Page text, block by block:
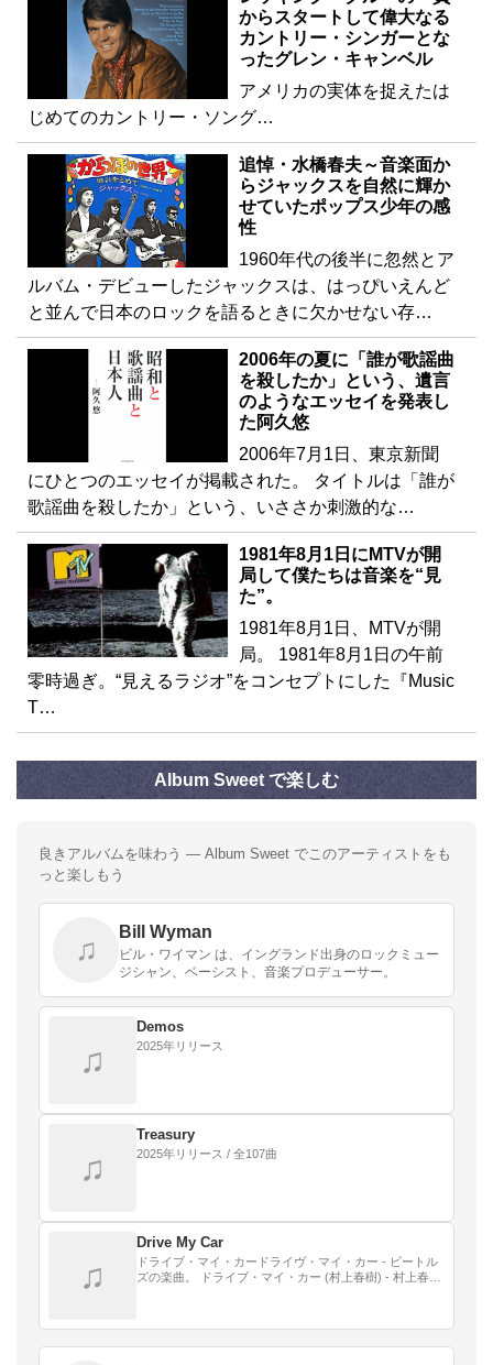
からスタートして偉大なる
カントリー・シンガーとな
ったグレン・キャンベル
アメリカの実体を捉えたは
じめてのカントリー・ソング…
追悼・水橋春夫～音楽面か
らジャックスを自然に輝か
せていたポップス少年の感
性
1960年代の後半に忽然とア
ルバム・デビューしたジャックスは、はっぴいえんど
と並んで日本のロックを語るときに欠かせない存…
2006年の夏に「誰が歌謡曲
を殺したか」という、遺言
のようなエッセイを発表し
た阿久悠
2006年7月1日、東京新聞
にひとつのエッセイが掲載された。 タイトルは「誰が
歌謡曲を殺したか」という、いささか刺激的な…
1981年8月1日にMTVが開
局して僕たちは音楽を“見
た”。
1981年8月1日、MTVが開
局。 1981年8月1日の午前
零時過ぎ。“見えるラジオ”をコンセプトにした『Music
T…
Album Sweet で楽しむ
良きアルバムを味わう — Album Sweet でこのアーティストをも
っと楽しもう
♫
Bill Wyman
ビル・ワイマン は、イングランド出身のロックミュー
ジシャン、ベーシスト、音楽プロデューサー。
♫
Demos
2025年リリース
♫
Treasury
2025年リリース / 全107曲
♫
Drive My Car
ドライブ・マイ・カードライヴ・マイ・カー - ビートル
ズの楽曲。 ドライブ・マイ・カー (村上春樹) - 村上春樹